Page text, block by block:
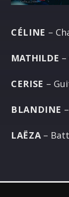
CÉLINE –
MATHILDE
CERISE –
BLANDINE
LAËZA–